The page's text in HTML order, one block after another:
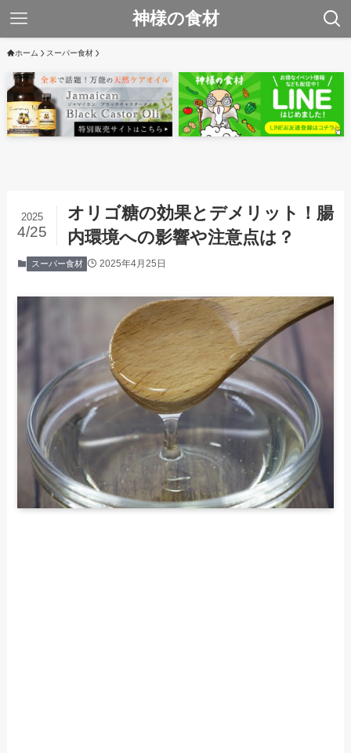
神様の食材
ホーム スーパー食材
オリゴ糖の効果とデメリット！腸
内環境への影響や注意点は？
2025
4/25
スーパー食材 2025年4月25日